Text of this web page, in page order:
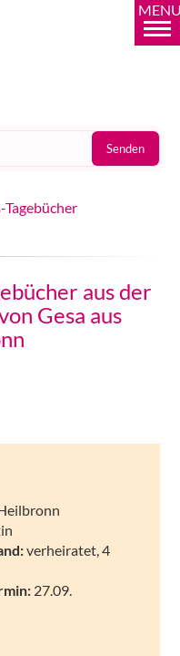
Senden
Tagebücher
aus der
Gesa aus
verheiratet, 4
27.09.